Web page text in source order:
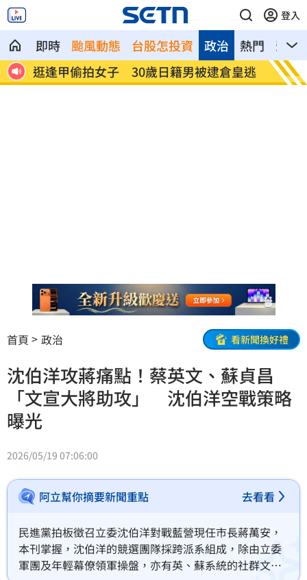
登入
即時 颱風動態 台股怎投資 熱門 影音
政治
逃
姜厚任揭「和女友前夫是好友」撇小三傳
言
挺賴
首頁 政治 看新聞換好禮
沈伯洋攻蔣痛點！蔡英文、蘇貞昌
「文宣大將助攻」 沈伯洋空戰策略
曝光
2026/05/19 07:06:00
阿立幫你摘要新聞重點 去看看
民進黨拍板徵召立委沈伯洋對戰藍營現任市長蔣萬安，
本刊掌握，沈伯洋的競選團隊採跨派系組成，除由立委
軍團及年輕幕僚領軍操盤，亦有英、蘇系統的社群文宣